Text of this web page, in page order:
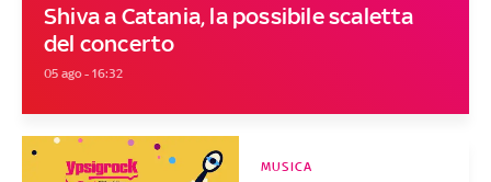
Shiva a Catania, la possibile scaletta
del concerto
05 ago - 16:32
MUSICA